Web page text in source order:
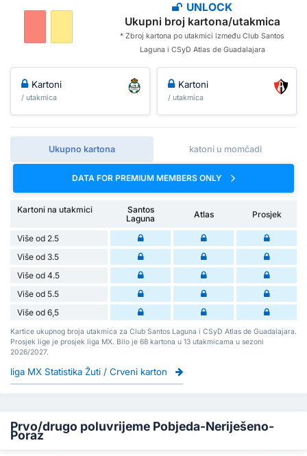
UNLOCK
Ukupni broj kartona/utakmica
* Zbroj kartona po utakmici između Club Santos
Laguna i CSyD Atlas de Guadalajara
Kartoni
/ utakmica
Kartoni
/ utakmica
Ukupno kartona katoni u momčadi
DATA FOR PREMIUM MEMBERS ONLY
Kartoni na utakmici
Santos
Laguna
Atlas Prosjek
Više od 2.5
Više od 3.5
Više od 4.5
Više od 5.5
Više od 6,5
Kartice ukupnog broja utakmica za Club Santos Laguna i CSyD Atlas de Guadalajara.
Prosjek lige je prosjek liga MX. Bilo je 68 kartona u 13 utakmicama u sezoni
2026/2027.
liga MX Statistika Žuti / Crveni karton
Prvo/drugo poluvrijeme Pobjeda-Neriješeno-
Poraz